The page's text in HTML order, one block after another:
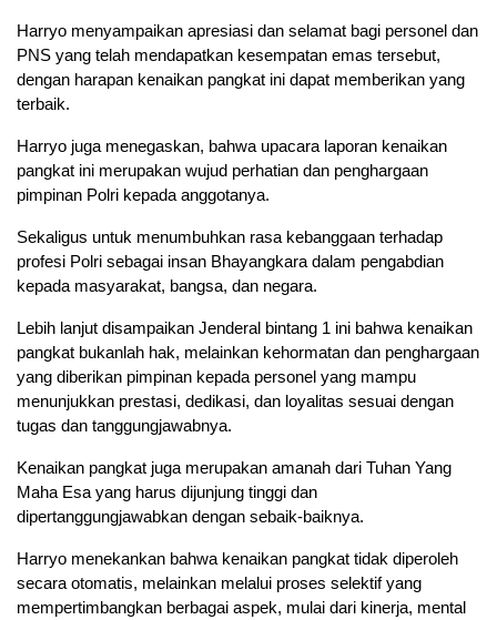
Harryo menyampaikan apresiasi dan selamat bagi personel dan
PNS yang telah mendapatkan kesempatan emas tersebut,
dengan harapan kenaikan pangkat ini dapat memberikan yang
terbaik.
Harryo juga menegaskan, bahwa upacara laporan kenaikan
pangkat ini merupakan wujud perhatian dan penghargaan
pimpinan Polri kepada anggotanya.
Sekaligus untuk menumbuhkan rasa kebanggaan terhadap
profesi Polri sebagai insan Bhayangkara dalam pengabdian
kepada masyarakat, bangsa, dan negara.
Lebih lanjut disampaikan Jenderal bintang 1 ini bahwa kenaikan
pangkat bukanlah hak, melainkan kehormatan dan penghargaan
yang diberikan pimpinan kepada personel yang mampu
menunjukkan prestasi, dedikasi, dan loyalitas sesuai dengan
tugas dan tanggungjawabnya.
Kenaikan pangkat juga merupakan amanah dari Tuhan Yang
Maha Esa yang harus dijunjung tinggi dan
dipertanggungjawabkan dengan sebaik-baiknya.
Harryo menekankan bahwa kenaikan pangkat tidak diperoleh
secara otomatis, melainkan melalui proses selektif yang
mempertimbangkan berbagai aspek, mulai dari kinerja, mental